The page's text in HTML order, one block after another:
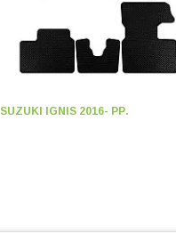
SUZUKI IGNIS 2016- РР.